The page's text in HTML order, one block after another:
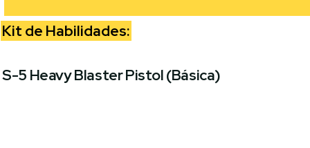
Kit de Habilidades:
S-5 Heavy Blaster Pistol (Básica)